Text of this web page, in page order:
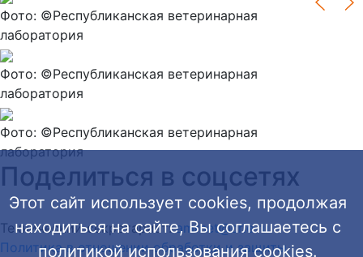
Фото: ©Республиканская ветеринарная
лаборатория
Фото: ©Республиканская ветеринарная
лаборатория
Фото: ©Республиканская ветеринарная
лаборатория
Поделиться в соцсетях
Технический секретариат:amrnet@crie.ru
Политика в отношении обработки и защиты
Этот сайт использует cookies, продолжая
находиться на сайте, Вы соглашаетесь с
политикой использования cookies.